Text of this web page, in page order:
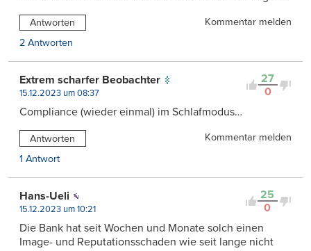
Antworten
Kommentar melden
2 Antworten
27
0
Extrem scharfer Beobachter
15.12.2023 um 08:37
Compliance (wieder einmal) im Schlafmodus…
Antworten
Kommentar melden
1 Antwort
25
0
Hans-Ueli
15.12.2023 um 10:21
Die Bank hat seit Wochen und Monate solch einen
Image- und Reputationsschaden wie seit lange nicht